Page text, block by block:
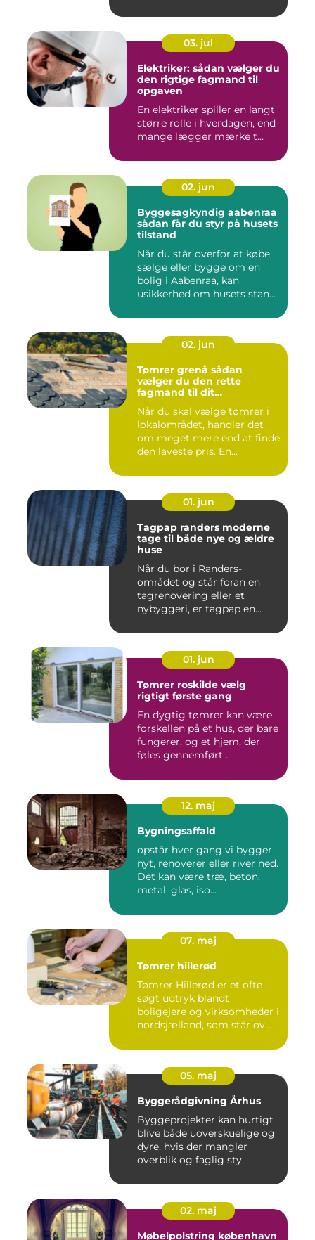
03. jul
Elektriker: sådan vælger du
den rigtige fagmand til
opgaven
En elektriker spiller en langt
større rolle i hverdagen, end
mange lægger mærke t...
02. jun
Byggesagkyndig aabenraa
sådan får du styr på husets
tilstand
Når du står overfor at købe,
sælge eller bygge om en
bolig i Aabenraa, kan
usikkerhed om husets stan...
02. jun
Tømrer grenå sådan
vælger du den rette
fagmand til dit
Når du skal vælge tømrer i
lokalområdet, handler det
om meget mere end at finde
den laveste pris. En...
01. jun
Tagpap randers moderne
tage til både nye og ældre
huse
Når du bor i Randers-
området og står foran en
tagrenovering eller et
nybyggeri, er tagpap en
01. jun
Tømrer roskilde vælg
rigtigt første gang
En dygtig tømrer kan være
forskellen på et hus, der bare
fungerer, og et hjem, der
føles gennemført ...
12. maj
Bygningsaffald
opstår hver gang vi bygger
nyt, renoverer eller river ned.
Det kan være træ, beton,
metal, glas, iso...
07. maj
Tømrer hillerød
Tømrer Hillerød er et ofte
søgt udtryk blandt
boligejere og virksomheder i
nordsjælland, som står ov...
05. maj
Byggerådgivning Århus
Byggeprojekter kan hurtigt
blive både uoverskuelige og
dyre, hvis der mangler
overblik og faglig sty...
02. maj
Møbelpolstring københavn